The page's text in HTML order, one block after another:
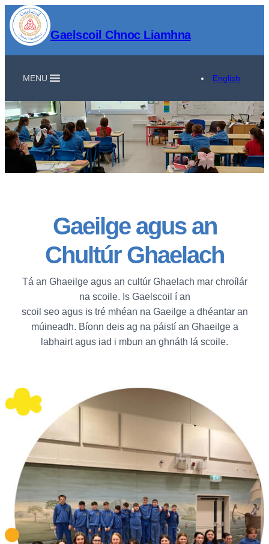
Gaelscoil Chnoc Liamhna
MENU English
Gaeilge agus an
Chultúr Ghaelach
Tá an Ghaeilge agus an cultúr Ghaelach mar chroílár
na scoile. Is Gaelscoil í an
scoil seo agus is tré mhéan na Gaeilge a dhéantar an
múineadh. Bíonn deis ag na páistí an Ghaeilge a
labhairt agus iad i mbun an ghnáth lá scoile.